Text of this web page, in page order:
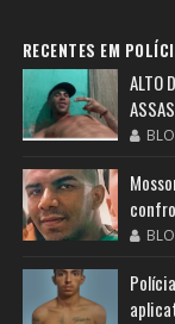
RECENTES EM
ALTO